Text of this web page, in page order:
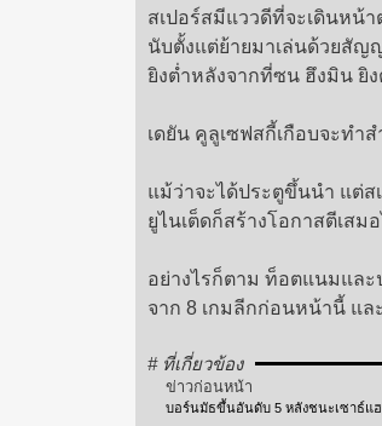
สเปอร์สมีแววดีที่จะเดินหน้
นับตั้งแต่ย้ายมาเล่นด้วยสัญ
ยิงต่ำหลังจากที่ซน ฮึงมิน ยิ
เดยัน คูลูเซฟสกี้เกือบจะทำ
แม้ว่าจะได้ประตูขึ้นนำ แต่
ยูไนเต็ดก็สร้างโอกาสตีเสม
อย่างไรก็ตาม ท็อตแนมและ
จาก 8 เกมลีกก่อนหน้านี้ แ
# ที่เกี่ยวข้อง
ข่าวก่อนหน้า
บอร์นมัธขึ้นอันดับ 5 หลังชนะเซาธ์แ